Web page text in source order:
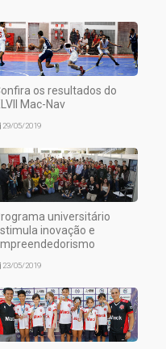
os resultados do
Mac-Nav
29/05/2019
universitário
inovação e
23/05/2019